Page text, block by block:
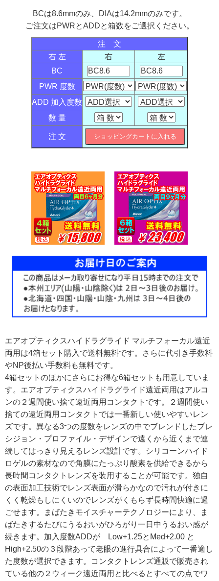
BCは8.6mmのみ、DIAは14.2mmのみです。
ご注文はPWRとADDと箱数をご選択ください。
注 文
右 左
右
左
BC
PWR 度数
ADD 加入度数
数 量
注 文
エアオプティクスハイドラグライド マルチフォーカル遠近
両用は4箱セット購入で送料無料です。さらに代引き手数料
やNP後払い手数料も無料です。
4箱セットのほかにさらにお得な6箱セットも用意していま
す。エアオプティクスハイドラグライド遠近両用はアルコ
ンの２週間使い捨て遠近両用コンタクトです。２週間使い
捨ての遠近両用コンタクトでは一番新しい使いやすいレン
ズです。異なる3つの度数をレンズの中でブレンドしたプレ
シジョン・プロファイル・デザインで遠くから近くまで連
続してはっきり見えるレンズ設計です。シリコーンハイド
ロゲルの素材なので角膜にたっぷり酸素を供給できるから
長時間コンタクトレンズを装用することが可能です。独自
の表面加工技術でレンズ表面が滑らかなので汚れが付きに
くく乾燥もしにくいのでレンズがくもらず長時間快適に過
ごせます。まばたきモイスチャーテクノロジーにより、ま
ばたきするたびにうるおいがひろがり一日中うるおい感が
続きます。加入度数ADDが Low+1.25とMed+2.00 と
High+2.50の３段階あって老眼の進行具合によって一番適し
た度数が選択できます。コンタクトレンズ通販で販売され
ている他の２ウィーク遠近両用と比べるとすべての点でワ